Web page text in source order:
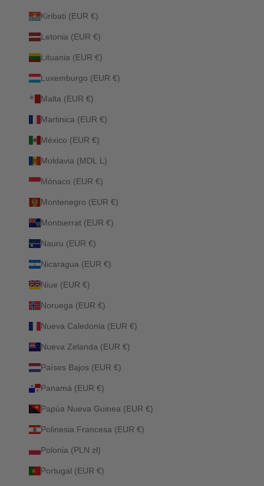
Kiribati (EUR €)
Letonia (EUR €)
Lituania (EUR €)
Luxemburgo (EUR €)
Malta (EUR €)
Martinica (EUR €)
México (EUR €)
Moldavia (MDL L)
Mónaco (EUR €)
Montenegro (EUR €)
Montserrat (EUR €)
Nauru (EUR €)
Nicaragua (EUR €)
Niue (EUR €)
Noruega (EUR €)
Nueva Caledonia (EUR €)
Nueva Zelanda (EUR €)
Países Bajos (EUR €)
Panamá (EUR €)
Papúa Nueva Guinea (EUR €)
Polinesia Francesa (EUR €)
Polonia (PLN zł)
Portugal (EUR €)